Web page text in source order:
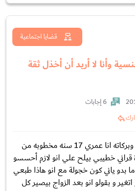
وأنا لا أريد أن أخذل ثقة
قضايا اجتماعية
6 إجابات
السلام عليكم ورحمة الله وبركاته انا عمري 17 سنه مخطوبه من
خطيبي بيلح علي انو لازم أحسسو
بدو ياني كون خجولة مع انو هاذا طبعي
و بقولو انو بعد الزواج بيصير كل